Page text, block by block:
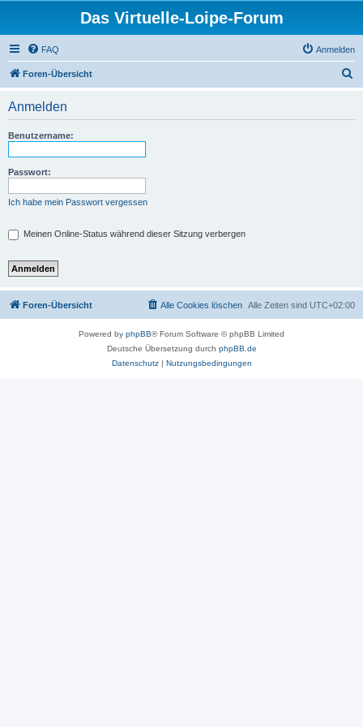
Das Virtuelle-Loipe-Forum
FAQ Anmelden
Foren-Übersicht
Anmelden
Benutzername:
Passwort:
Ich habe mein Passwort vergessen
Meinen Online-Status während dieser Sitzung verbergen
Foren-Übersicht Alle Zeiten sind UTC+02:00
Alle Cookies löschen
Powered by phpBB® Forum Software © phpBB Limited
Deutsche Übersetzung durch phpBB.de
Datenschutz| Nutzungsbedingungen